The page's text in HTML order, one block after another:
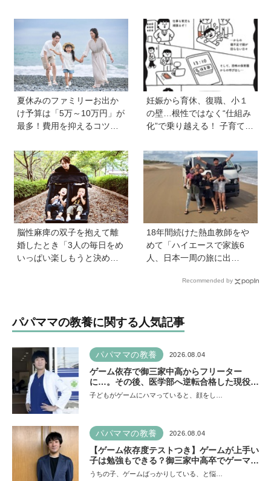
た理由、今思うことは「学
歴は人の一部にしかすぎな
い」《慶應生よしださん｜
後編》
「退職しよう」と決意する
まで
夏休みのファミリーお出か
け予算は「5万～10万円」が
最多！費用を抑えるコツ
【HugKum総研】
妊娠から育休、復職、小１
の壁…根性ではなく“仕組み
化”で乗り越える！ 子育ても
知っておきたいサバイバル
戦略
脳性麻痺の双子を抱えて離
婚したとき「3人の毎日をめ
いっぱい楽しもうと決め
18年間続けた熱血教師をや
めて「ハイエースで家族6
人、日本一周の旅に出
きっかけに、新たな一歩を
Recommended by
パパママの教養に関する人気記事
パパママの教養 2026.08.04
ゲーム依存で御三家中高からフリーター
に…。その後、医学部へ逆転合格した現役医
師が断言「ゲームの経験が受験勉強に役立っ
子どもがゲームにハマっていると、顔をし…
パパママの教養 2026.08.04
【ゲーム依存度テストつき】ゲームが上手い
子は勉強もできる？御三家中高卒でゲーマー
の医師・阿部智史さんが教えるゲームしなが
うちの子、ゲームばっかりしている、と悩…